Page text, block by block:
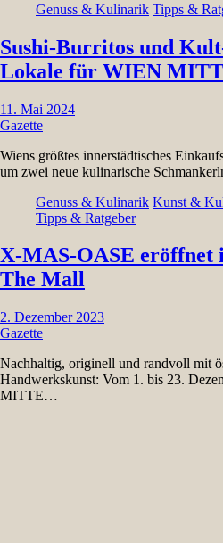
Genuss & Kulinarik Tipps &
Sushi-Burritos und
Lokale für WIEN
11. Mai 2024
Gazette
Wiens größtes innerstädtisches
um zwei neue kulinarische
Genuss & Kulinarik Kunst &
Tipps & Ratgeber
X-MAS-OASE
The Mall
2. Dezember 2023
Gazette
Nachhaltig, originell und randvoll mit
Handwerkskunst: Vom 1. bis 23.
MITTE…